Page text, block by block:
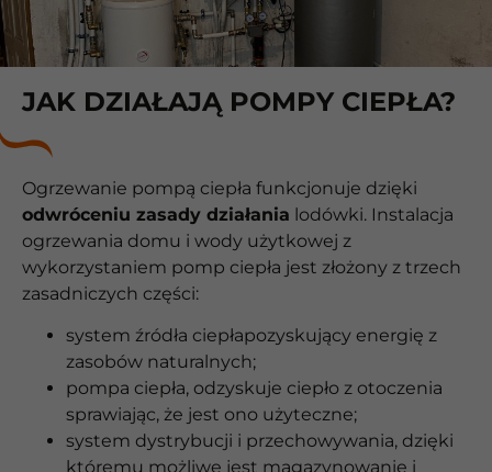
JAK DZIAŁAJĄ POMPY CIEPŁA?
Ogrzewanie pompą ciepła funkcjonuje dzięki
odwróceniu zasady działania lodówki. Instalacja
ogrzewania domu i wody użytkowej z
wykorzystaniem pomp ciepła jest złożony z trzech
zasadniczych części:
system źródła ciepłapozyskujący energię z
zasobów naturalnych;
pompa ciepła, odzyskuje ciepło z otoczenia
sprawiając, że jest ono użyteczne;
system dystrybucji i przechowywania, dzięki
któremu możliwe jest magazynowanie i